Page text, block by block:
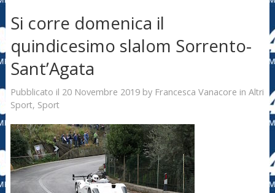
Si corre domenica il
quindicesimo slalom Sorrento-
Sant’Agata
Pubblicato il 20 Novembre 2019by Francesca Vanacore in Altri
Sport, Sport